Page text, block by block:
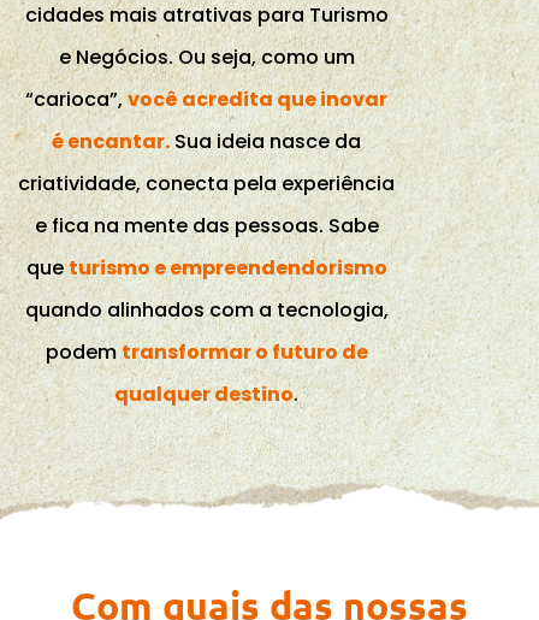
cidades mais atrativas para Turismo
e Negócios. Ou seja, como um
“carioca”,você acredita que inovar
é encantar.Sua ideia nasce da
criatividade, conecta pela experiência
e fica na mente das pessoas.Sabe
queturismo e empreendendorismo
quando alinhados com a tecnologia,
podemtransformar o futuro de
qualquer destino.
Com quais das nossas